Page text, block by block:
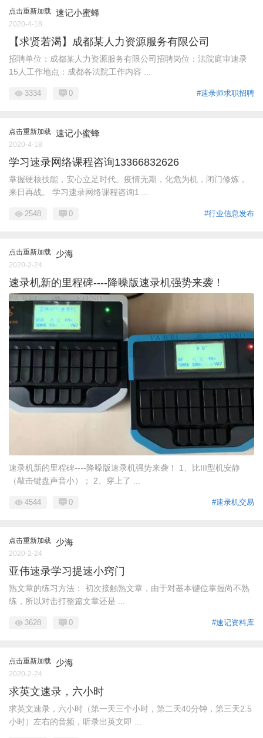
点击重新加载 速记小蜜蜂
2020-4-18
【求贤若渴】成都某人力资源服务有限公司
招聘单位：成都某人力资源服务有限公司招聘岗位：法院庭审速录
15人工作地点：成都各法院工作内容 ...
#速录师求职招聘
3334 0
点击重新加载 速记小蜜蜂
2020-4-18
学习速录网络课程咨询13366832626
掌握硬核技能，安心立足时代。疫情无期，化危为机，闭门修炼，
来日再战。 学习速录网络课程咨询1 ...
#行业信息发布
2548 0
点击重新加载 少海
2020-2-24
速录机新的里程碑----降噪版速录机强势来袭！
速录机新的里程碑----降噪版速录机强势来袭！ 1、比III型机安静
（敲击键盘声音小）； 2、穿上了 ...
#速录机交易
4544 0
点击重新加载 少海
2020-2-24
亚伟速录学习提速小窍门
熟文章的练习方法： 初次接触熟文章，由于对基本键位掌握尚不熟
练，所以对击打整篇文章还是 ...
#速记资料库
3628 0
点击重新加载 少海
2020-2-24
求英文速录，六小时
求英文速录，六小时（第一天三个小时，第二天40分钟，第三天2.5
小时）左右的音频，听录出英文即 ...